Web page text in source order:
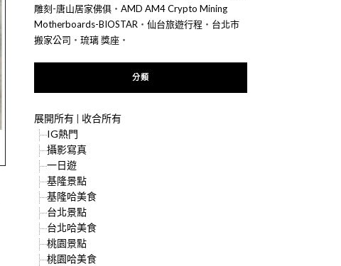
雕刻-唐山居家佛俱 ‧ AMD AM4 Crypto Mining
Motherboards-BIOSTAR ‧ 仙台旅遊行程 ‧ 台北市
搬家公司 ‧ 琉璃 獎座 ‧
分類
展開所有 | 收合所有
IG熱門
攝影寫真
一日遊
基隆景點
基隆哈美食
台北景點
台北哈美食
桃園景點
桃園哈美食